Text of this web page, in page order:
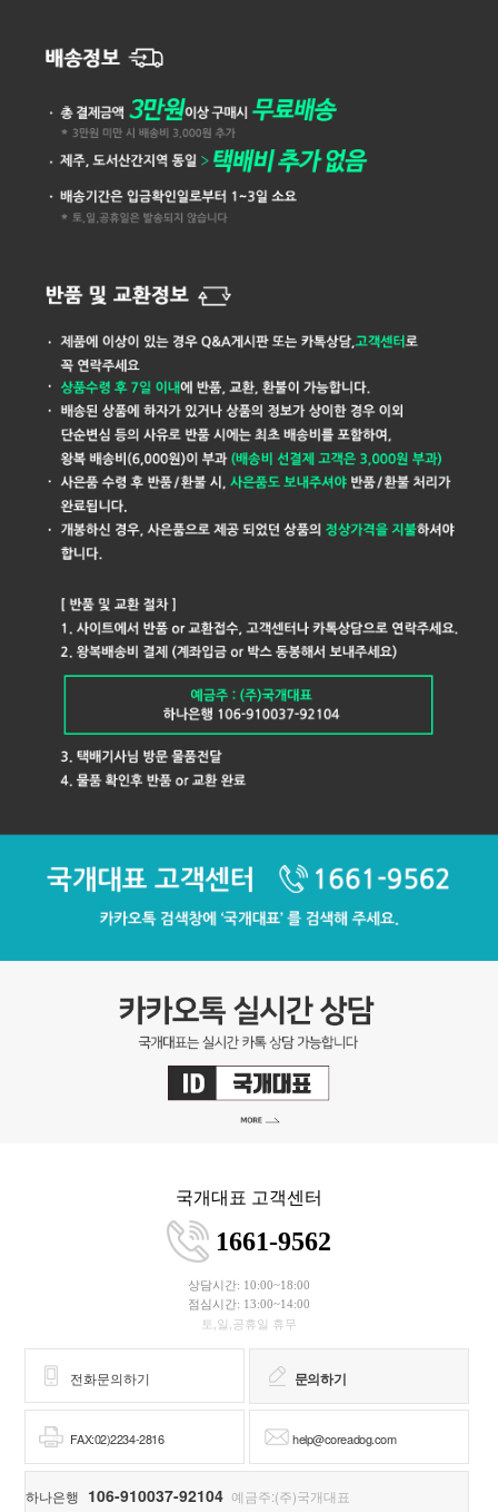
국개대표 고객센터
1661-9562
상담시간: 10:00~18:00
점심시간: 13:00~14:00
토,일,공휴일 휴무
전화문의하기 문의하기
FAX:02)2234-2816 help@coreadog.com
하나은행 106-910037-92104 예금주:(주)국개대표